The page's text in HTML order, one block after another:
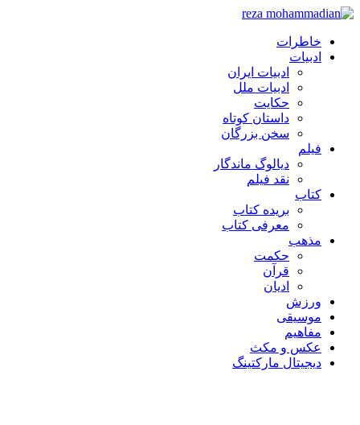
خاطرات
ادبیات
ادبیات ایران
ادبیات ملل
حکایت
داستان کوتاه
سخن بزرگان
فیلم
دیالوگ ماندگار
نقد فیلم
کتاب
بریده کتاب
معرفی کتاب
مذهب
حکمت
قرآن
ادیان
ورزش
موسیقی
مفاهیم
عکس و مکث
دیجیتال مارکتینگ